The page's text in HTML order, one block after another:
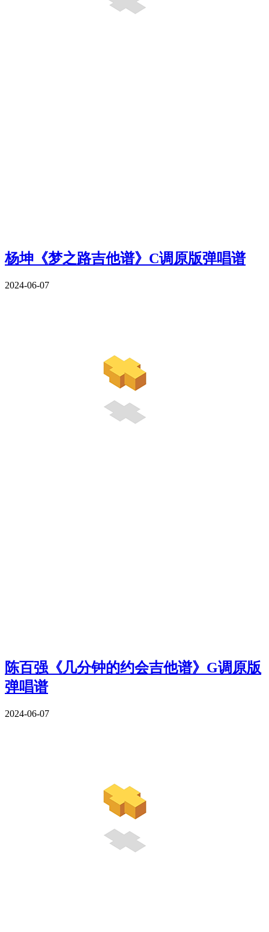
杨坤《梦之路吉他谱》C调原版弹唱谱
2024-06-07
陈百强《几分钟的约会吉他谱》G调原版
弹唱谱
2024-06-07